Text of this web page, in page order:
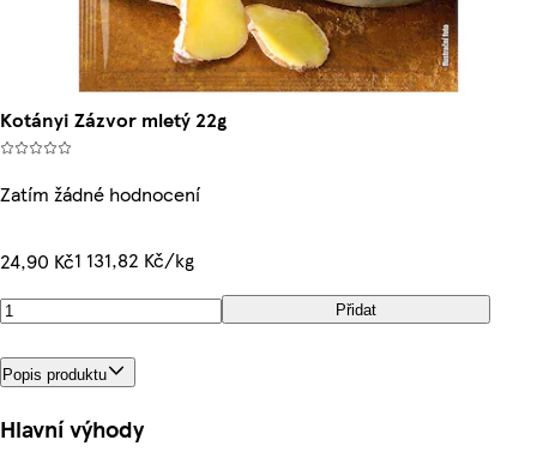
Kotányi Zázvor mletý 22g
Zatím žádné hodnocení
24,90 Kč1 131,82 Kč/kg
Přidat
Popis produktu
Hlavní výhody